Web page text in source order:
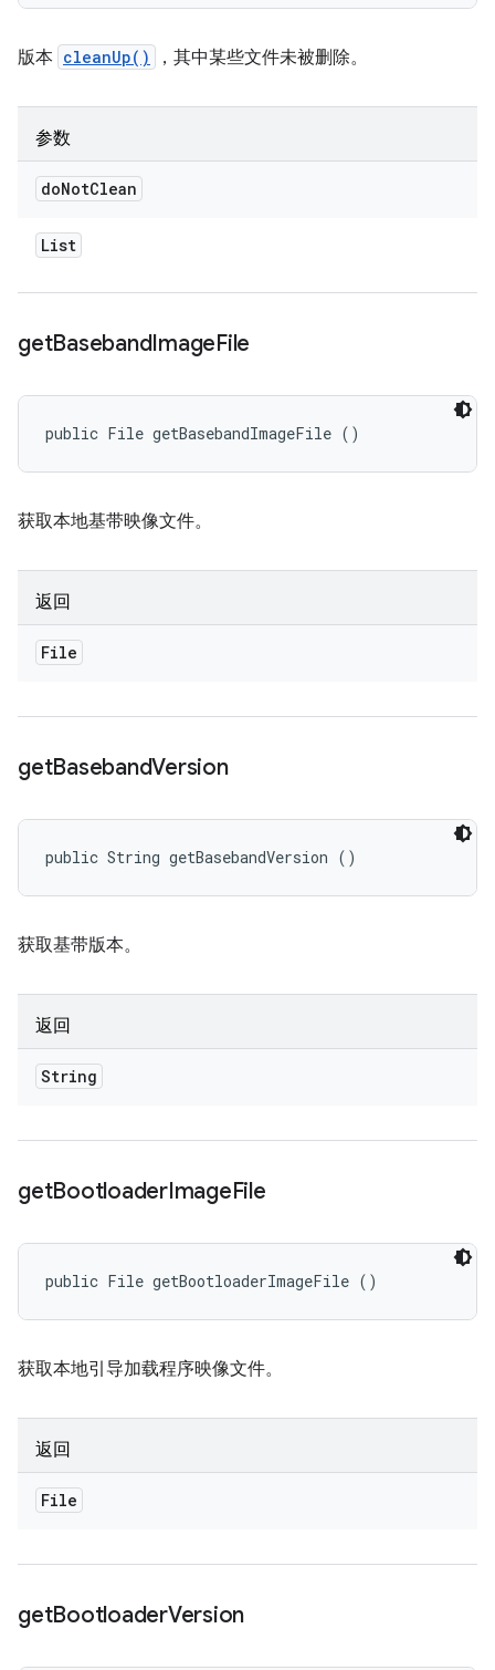
版本 cleanUp() ，其中某些文件未被删除。
参数
doNotClean
List
getBasebandImageFile
public File getBasebandImageFile ()
获取本地基带映像文件。
返回
File
getBasebandVersion
public String getBasebandVersion ()
获取基带版本。
返回
String
getBootloaderImageFile
public File getBootloaderImageFile ()
获取本地引导加载程序映像文件。
返回
File
getBootloaderVersion